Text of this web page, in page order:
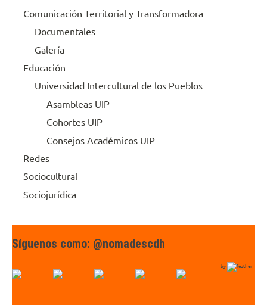
Comunicación Territorial y Transformadora
Documentales
Galería
Educación
Universidad Intercultural de los Pueblos
Asambleas UIP
Cohortes UIP
Consejos Académicos UIP
Redes
Sociocultural
Sociojurídica
Síguenos como: @nomadescdh
by